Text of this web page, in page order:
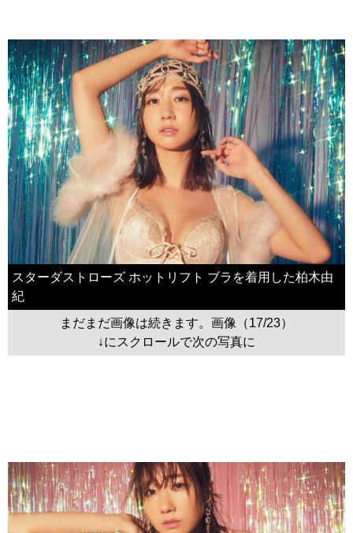
スターダストローズ ホットリフト ブラを着用した柏木由
紀
まだまだ画像は続きます。画像（17/23）
↓にスクロールで次の写真に